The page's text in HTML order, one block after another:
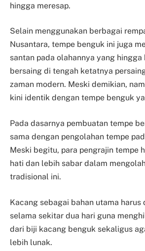
hingga meresap.
Selain menggunakan berbagai
Nusantara, tempe benguk ini juga
santan pada olahannya yang hingga
bersaing di tengah ketatnya
zaman modern. Meski demikian,
kini identik dengan tempe benguk
Pada dasarnya pembuatan tempe
sama dengan pengolahan tempe
Meski begitu, para pengrajin tempe
hati dan lebih sabar dalam
tradisional ini.
Kacang sebagai bahan utama harus
selama sekitar dua hari guna
dari biji kacang benguk sekaligus
lebih lunak.